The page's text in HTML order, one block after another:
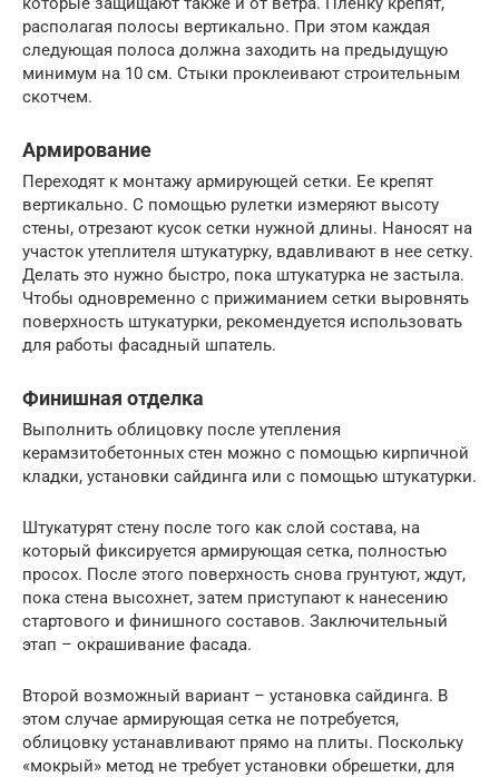
располагая полосы вертикально. При этом каждая
следующая полоса должна заходить на предыдущую
минимум на 10 см. Стыки проклеивают строительным
скотчем.
Армирование
Переходят к монтажу армирующей сетки. Ее крепят
вертикально. С помощью рулетки измеряют высоту
стены, отрезают кусок сетки нужной длины. Наносят на
участок утеплителя штукатурку, вдавливают в нее сетку.
Делать это нужно быстро, пока штукатурка не застыла.
Чтобы одновременно с прижиманием сетки выровнять
поверхность штукатурки, рекомендуется использовать
для работы фасадный шпатель.
Финишная отделка
Выполнить облицовку после утепления
керамзитобетонных стен можно с помощью кирпичной
кладки, установки сайдинга или с помощью штукатурки.
Штукатурят стену после того как слой состава, на
который фиксируется армирующая сетка, полностью
просох. После этого поверхность снова грунтуют, ждут,
пока стена высохнет, затем приступают к нанесению
стартового и финишного составов. Заключительный
этап – окрашивание фасада.
Второй возможный вариант – установка сайдинга. В
этом случае армирующая сетка не потребуется,
облицовку устанавливают прямо на плиты. Поскольку
«мокрый» метод не требует установки обрешетки, для